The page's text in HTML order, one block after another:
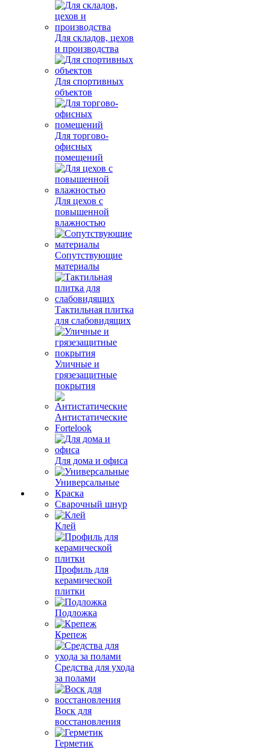
Для складов, цехов
и производства
Для спортивных
объектов
Для торгово-
офисных
помещений
Для цехов с
повышенной
влажностью
Сопутствующие
материалы
Тактильная плитка
для слабовидящих
Уличные и
грязезащитные
покрытия
Антистатические
Fortelook
Для дома и офиса
Универсальные
Краска
Сварочный шнур
Клей
Профиль для
керамической
плитки
Подложка
Крепеж
Средства для ухода
за полами
Воск для
восстановления
Герметик